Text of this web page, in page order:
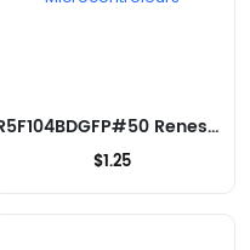
R5F104BDGFP#50 Renesas Electronics America Inc Microcontrôleurs
$1.25